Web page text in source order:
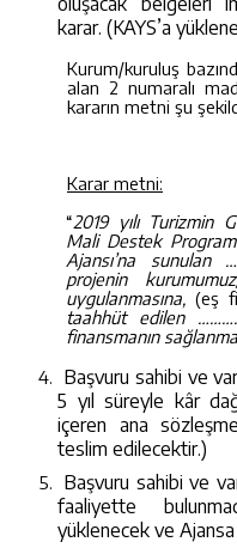
karar. (KAYS’a
Kurum/kuruluş
alan 2 numaralı
kararın metni şu
Karar metni:
“2019 yılı Turizmin
Mali Destek
Ajansı’na
projenin
uygulanmasına, (eş
taahhüt edilen
finansmanın
Başvuru sahibi ve
5 yıl süreyle kâr
içeren ana sözleşme
teslim edilecektir.)
Başvuru sahibi ve
faaliyette
yüklenecek ve